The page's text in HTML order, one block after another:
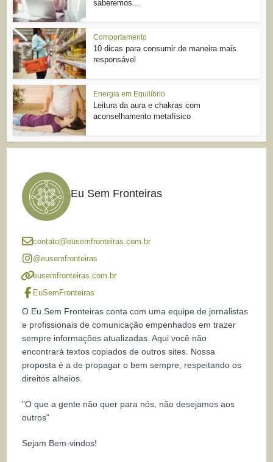
saberemos...
Comportamento
10 dicas para consumir de maneira mais
responsável
Energia em Equilíbrio
Leitura da aura e chakras com
aconselhamento metafísico
Eu Sem Fronteiras
contato@eusemfronteiras.com.br
@eusemfronteiras
eusemfronteiras.com.br
EuSemFronteiras
O Eu Sem Fronteiras conta com uma equipe de jornalistas
e profissionais de comunicação empenhados em trazer
sempre informações atualizadas. Aqui você não
encontrará textos copiados de outros sites. Nossa
proposta é a de propagar o bem sempre, respeitando os
direitos alheios.
"O que a gente não quer para nós, não desejamos aos
outros"
Sejam Bem-vindos!